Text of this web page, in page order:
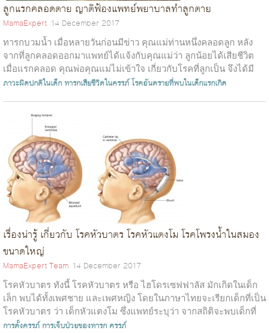
ลูกแรกคลอดตาย ญาติฟ้องแพทย์พยาบาลทำลูกตาย
MamaExpert 14 December 2017
ทารกบวมน้ำ เมื่อหลายวันก่อนมีข่าว คุณแม่ท่านหนึ่งคลอดลูก หลัง
จากที่ลูกคลอดออกมาแพทย์ได้แจ้งกับคุณแม่ว่า ลูกน้อยได้เสียชีวิต
เมื่อแรกคลอด คุณพ่อคุณแม่ไม่เข้าใจ เกี่ยวกับโรคที่ลูกเป็น จึงได้มี
การฟ้องร้อ...
ภาวะผิดปกติในเด็กทารกเสียชีวิตในครรภ์โรคอันตรายที่พบในเด็กแรกเกิด
เรื่องน่ารู้ เกี่ยวกับ โรคหัวบาตร โรคหัวแตงโม โรคโพรงน้ำในสมอง
ขนาดใหญ่
MamaExpert Team 14 December 2017
โรคหัวบาตร ทังนี้ โรคหัวบาตร หรือ ไฮโดรเซฟฟาลัส มักเกิดในเด็ก
เล็ก พบได้ทั้งเพศชาย และเพศหญิง โดยในภาษาไทยจะเรียกเด็กที่เป็น
โรคหัวบาตร ว่า เด็กหัวแตงโม ซึ่งแพทย์ระบุว่า จากสถิติจะพบเด็กที่
เป็น โรคหัว...
การตั้งครรภ์ การเจ็บป่วยของทารก ครรภ์